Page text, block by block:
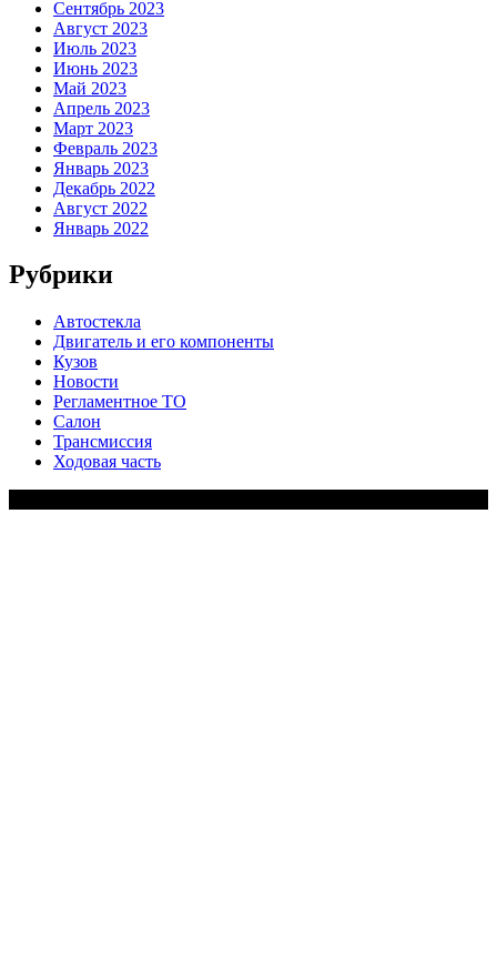
Сентябрь 2023
Август 2023
Июль 2023
Июнь 2023
Май 2023
Апрель 2023
Март 2023
Февраль 2023
Январь 2023
Декабрь 2022
Август 2022
Январь 2022
Рубрики
Автостекла
Двигатель и его компоненты
Кузов
Новости
Регламентное ТО
Салон
Трансмиссия
Ходовая часть